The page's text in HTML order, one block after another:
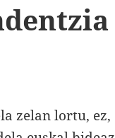
zelan lortu, ez,